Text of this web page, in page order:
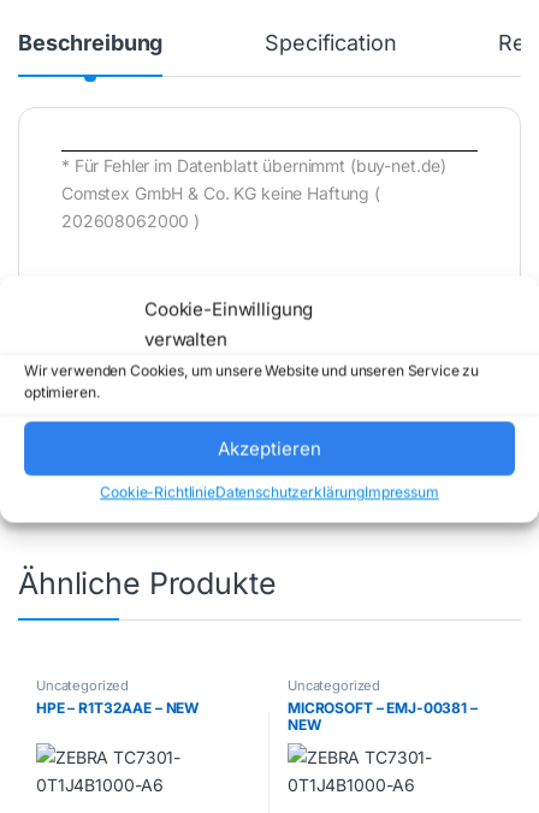
Cookie-Einwilligung
verwalten
Wir verwenden Cookies, um unsere Website und unseren Service zu
optimieren.
Akzeptieren
Cookie-RichtlinieDatenschutzerklärungImpressum
Beschreibung Specification
* Für Fehler im Datenblatt übernimmt (buy-net.de)
Comstex GmbH & Co. KG keine Haftung (
202608062000 )
Artikelnummer:
Uncategorized
Marke:EQUIP
Ähnliche Produkte
Uncategorized
HPE – R1T32AAE – NEW
Uncategorized
MICROSOFT – EMJ-00381 –
NEW